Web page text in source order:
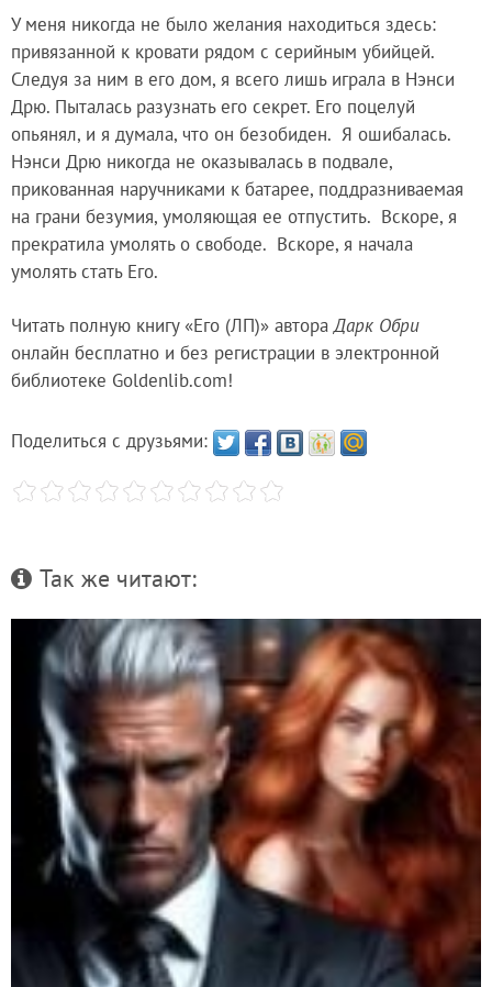
У меня никогда не было желания находиться здесь:
привязанной к кровати рядом с серийным убийцей.
Следуя за ним в его дом, я всего лишь играла в Нэнси
Дрю. Пыталась разузнать его секрет. Его поцелуй
опьянял, и я думала, что он безобиден. Я ошибалась.
Нэнси Дрю никогда не оказывалась в подвале,
прикованная наручниками к батарее, поддразниваемая
на грани безумия, умоляющая ее отпустить. Вскоре, я
прекратила умолять о свободе. Вскоре, я начала
умолять стать Его.
Читать полную книгу «Его (ЛП)» автораДарк Обри
онлайн бесплатно и без регистрации в электронной
библиотеке Goldenlib.com!
Поделиться с друзьями:
Так же читают: